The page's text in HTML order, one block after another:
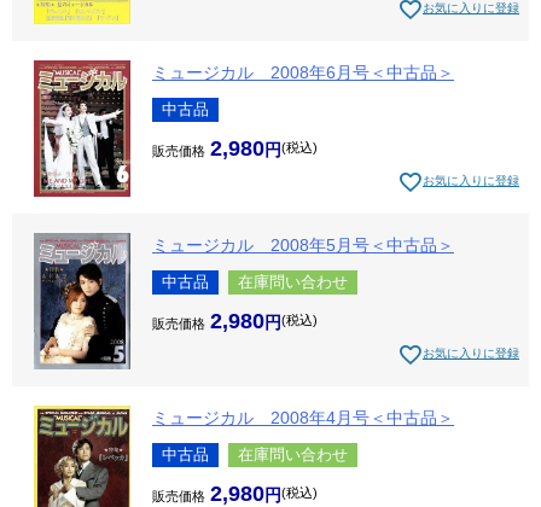
お気に入りに登録
ミュージカル 2008年6月号＜中古品＞
中古品
販売価格 2,980 税込
お気に入りに登録
ミュージカル 2008年5月号＜中古品＞
中古品 在庫問い合わせ
販売価格 2,980 税込
お気に入りに登録
ミュージカル 2008年4月号＜中古品＞
中古品 在庫問い合わせ
販売価格 2,980 税込